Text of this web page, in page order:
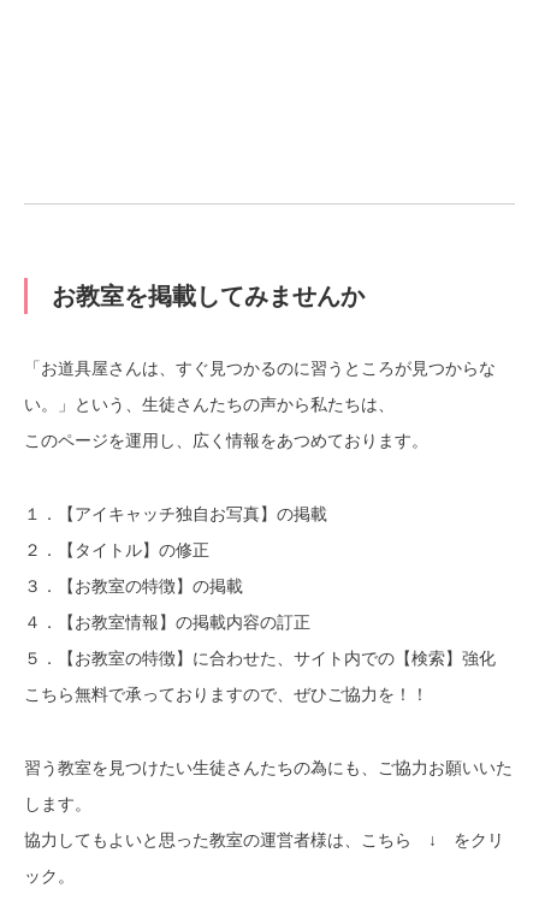
お教室を掲載してみませんか
「お道具屋さんは、すぐ見つかるのに習うところが見つからな
い。」という、生徒さんたちの声から私たちは、
このページを運用し、広く情報をあつめております。
１．【アイキャッチ独自お写真】の掲載
２．【タイトル】の修正
３．【お教室の特徴】の掲載
４．【お教室情報】の掲載内容の訂正
５．【お教室の特徴】に合わせた、サイト内での【検索】強化
こちら無料で承っておりますので、ぜひご協力を！！
習う教室を見つけたい生徒さんたちの為にも、ご協力お願いいた
します。
協力してもよいと思った教室の運営者様は、こちら ↓ をクリ
ック。